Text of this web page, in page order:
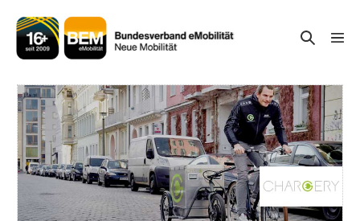
Inhalt
springen
Suche-